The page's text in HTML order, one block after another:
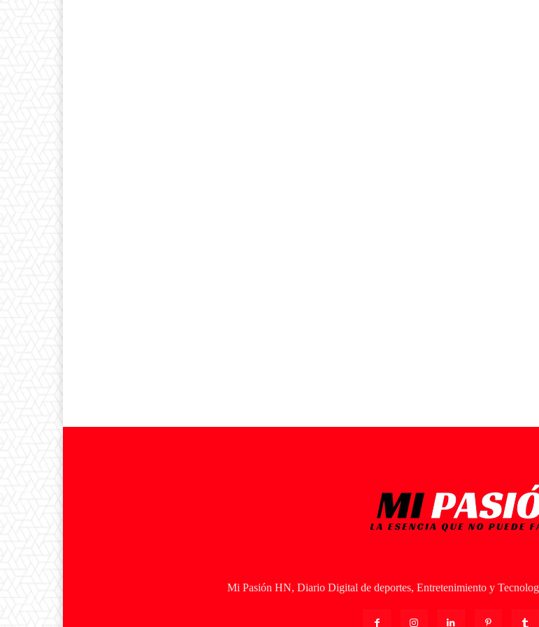
Mi Pasión HN, Diario Digital de deportes, Entretenimiento y